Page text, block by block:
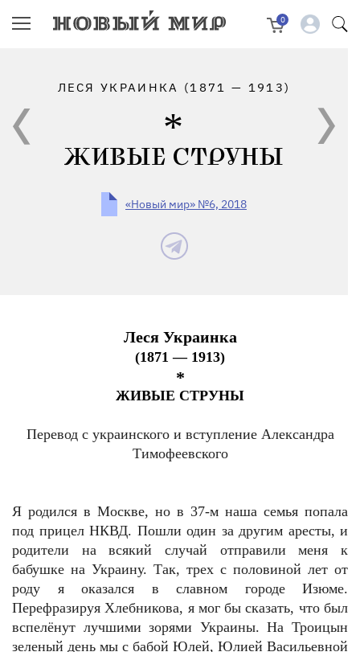
0
ЛЕСЯ УКРАИНКА (1871 — 1913)
ЖИВЫЕ СТРУНЫ
«Новый мир» №6, 2018
Леся Украинка
(1871 — 1913)
*
ЖИВЫЕ СТРУНЫ
Перевод с украинского и вступление Александра
Тимофеевского
Я родился в Москве, но в 37-м наша семья попала
под прицел НКВД. Пошли один за другим аресты, и
родители на всякий случай отправили меня к
бабушке на Украину. Так, трех с половиной лет от
роду я оказался в славном городе Изюме.
Перефразируя Хлебникова, я мог бы сказать, что был
вспелёнут лучшими зорями Украины. На Троицын
зеленый день мы с бабой Юлей, Юлией Васильевной